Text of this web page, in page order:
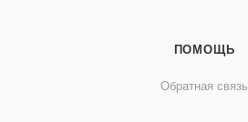
ПОМОЩЬ
Обратная связь